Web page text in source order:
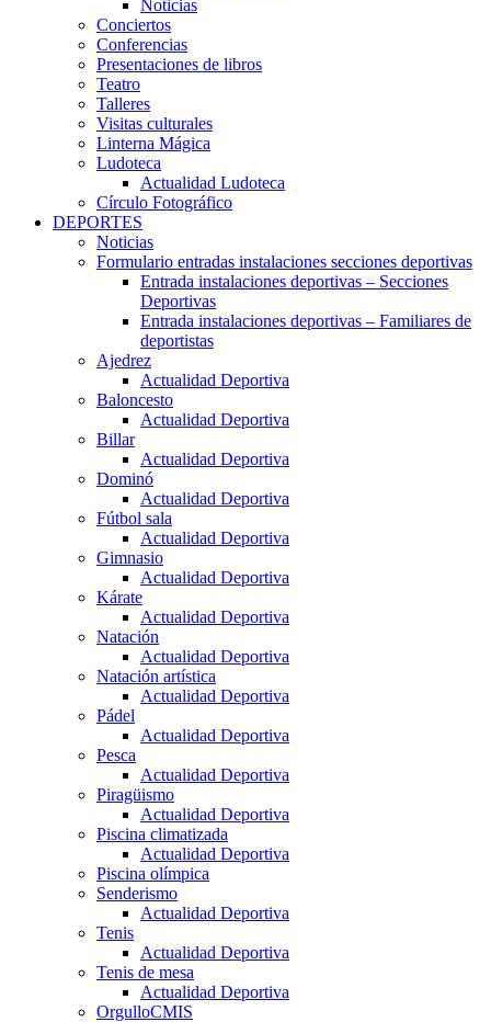
Noticias
Conciertos
Conferencias
Presentaciones de libros
Teatro
Talleres
Visitas culturales
Linterna Mágica
Ludoteca
Actualidad Ludoteca
Círculo Fotográfico
DEPORTES
Noticias
Formulario entradas instalaciones secciones deportivas
Entrada instalaciones deportivas – Secciones
Deportivas
Entrada instalaciones deportivas – Familiares de
deportistas
Ajedrez
Actualidad Deportiva
Baloncesto
Actualidad Deportiva
Billar
Actualidad Deportiva
Dominó
Actualidad Deportiva
Fútbol sala
Actualidad Deportiva
Gimnasio
Actualidad Deportiva
Kárate
Actualidad Deportiva
Natación
Actualidad Deportiva
Natación artística
Actualidad Deportiva
Pádel
Actualidad Deportiva
Pesca
Actualidad Deportiva
Piragüismo
Actualidad Deportiva
Piscina climatizada
Actualidad Deportiva
Piscina olímpica
Senderismo
Actualidad Deportiva
Tenis
Actualidad Deportiva
Tenis de mesa
Actualidad Deportiva
OrgulloCMIS